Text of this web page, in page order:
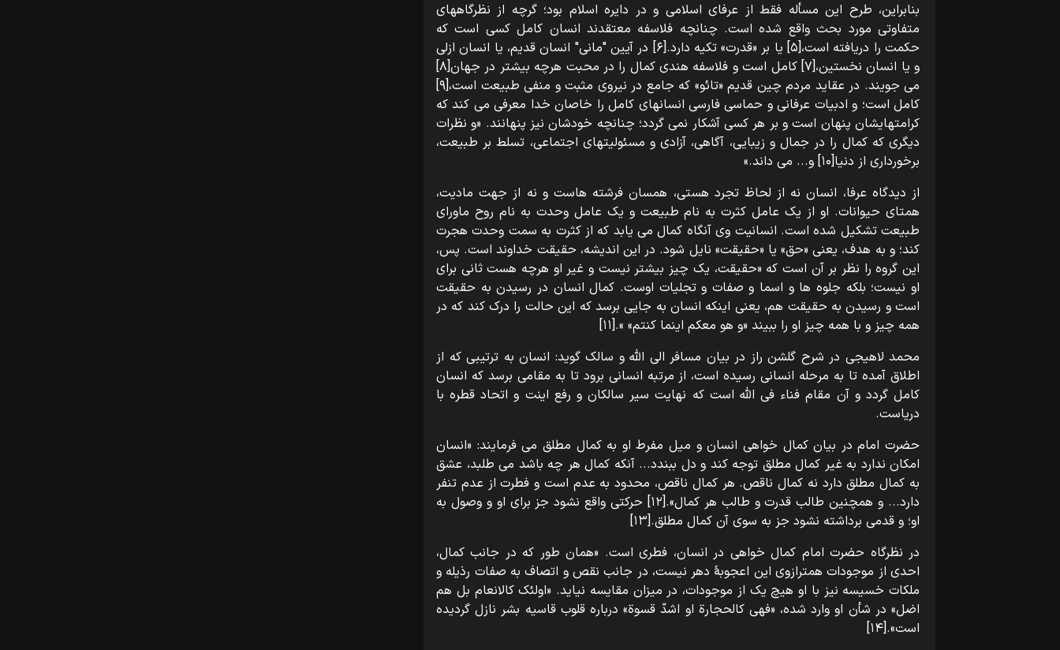
بنابراین، طرح این مسأله فقط از عرفای اسلامی و در دایره اسلام بود؛ گرچه از نظرگاههای
متفاوتی مورد بحث واقع شده است. چنانچه فلاسفه معتقدند انسان کامل کسی است که
حکمت را دریافته است،[۵] یا بر «قدرت» تکیه دارد.[۶] در آیین "مانی" انسان قدیم، یا انسان ازلی
و یا انسان نخستین،[۷] کامل است و فلاسفه هندی کمال را در محبت هرچه بیشتر در جهان[۸]
می جویند. در عقاید مردم چین قدیم «تائو» که جامع در نیروی مثبت و منفی طبیعت است،[۹]
کامل است؛ و ادبیات عرفانی و حماسی فارسی انسانهای کامل را خاصان خدا معرفی می کند که
کرامتهایشان پنهان است و بر هر کسی آشکار نمی گردد؛ چنانچه خودشان نیز پنهانند. «و نظرات
دیگری که کمال را در جمال و زیبایی، آگاهی، آزادی و مسئولیتهای اجتماعی، تسلط بر طبیعت،
برخورداری از دنیا[۱۰] و... می داند.»
از دیدگاه عرفا، انسان نه از لحاظ تجرد هستی، همسان فرشته هاست و نه از جهت مادیت،
همتای حیوانات. او از یک عامل کثرت به نام طبیعت و یک عامل وحدت به نام روح ماورای
طبیعت تشکیل شده است. انسانیت وی آنگاه کمال می یابد که از کثرت به سمت وحدت هجرت
کند؛ و به هدف، یعنی «حق» یا «حقیقت» نایل شود. در این اندیشه، حقیقت خداوند است. پس،
این گروه را نظر بر آن است که «حقیقت، یک چیز بیشتر نیست و غیر او هرچه هست ثانی برای
او نیست؛ بلکه جلوه ها و اسما و صفات و تجلیات اوست. کمال انسان در رسیدن به حقیقت
است و رسیدن به حقیقت هم، یعنی اینکه انسان به جایی برسد که این حالت را درک کند که در
همه چیز و با همه چیز او را ببیند «و هو معکم اینما کنتم» ».[۱۱]
محمد لاهیجی در شرح گلشن راز در بیان مسافر الی اللّه و سالک گوید: انسان به ترتیبی که از
اطلاق آمده تا به مرحله انسانی رسیده است، از مرتبه انسانی برود تا به مقامی برسد که انسان
کامل گردد و آن مقام فناء فی اللّه است که نهایت سیر سالکان و رفع اینت و اتحاد قطره با
دریاست.
حضرت امام در بیان کمال خواهی انسان و میل مفرط او به کمال مطلق می فرمایند: «انسان
امکان ندارد به غیر کمال مطلق توجه کند و دل ببندد... آنکه کمال هر چه باشد می طلبد، عشق
به کمال مطلق دارد نه کمال ناقص. هر کمال ناقص، محدود به عدم است و فطرت از عدم تنفر
دارد... و همچنین طالب قدرت و طالب هر کمال».[۱۲] حرکتی واقع نشود جز برای او و وصول به
او؛ و قدمی برداشته نشود جز به سوی آن کمال مطلق.[۱۳]
در نظرگاه حضرت امام کمال خواهی در انسان، فطری است. «همان طور که در جانب کمال،
احدی از موجودات همترازوی این اعجوبۀ دهر نیست، در جانب نقص و اتصاف به صفات رذیله و
ملکات خسیسه نیز با او هیچ یک از موجودات، در میزان مقایسه نیاید. «اولئک کالانعام بل هم
اضل» در شأن او وارد شده، «فهی کالحجارة او اشدّ قسوة» درباره قلوب قاسیه بشر نازل گردیده
است».[۱۴]